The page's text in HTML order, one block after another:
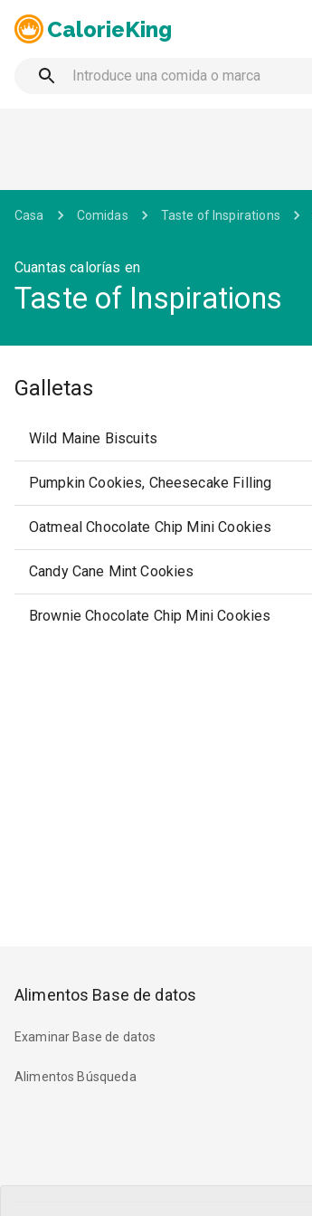
CalorieKing
Casa Comidas Taste of Inspirations
Cuantas calorías en
Taste of Inspirations
Galletas
Wild Maine Biscuits
Pumpkin Cookies, Cheesecake Filling
Oatmeal Chocolate Chip Mini Cookies
Candy Cane Mint Cookies
Brownie Chocolate Chip Mini Cookies
Alimentos Base de datos
Examinar Base de datos
Alimentos Búsqueda